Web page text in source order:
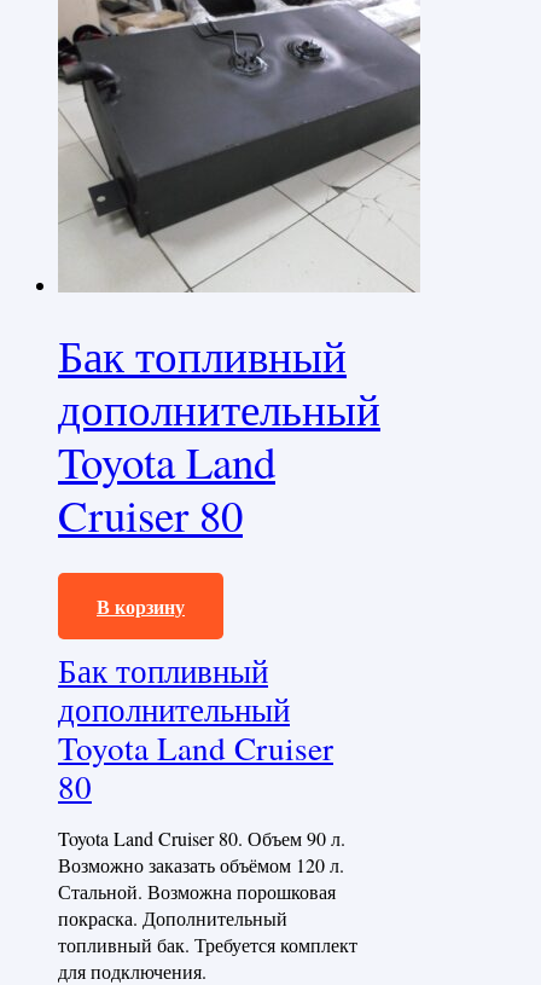
Бак топливный
дополнительный
Toyota Land
Cruiser 80
30000,0₽
В корзину
Бак топливный
дополнительный
Toyota Land Cruiser
80
Toyota Land Cruiser 80. Объем 90 л.
Возможно заказать объёмом 120 л.
Стальной. Возможна порошковая
покраска. Дополнительный
топливный бак. Требуется комплект
для подключения.